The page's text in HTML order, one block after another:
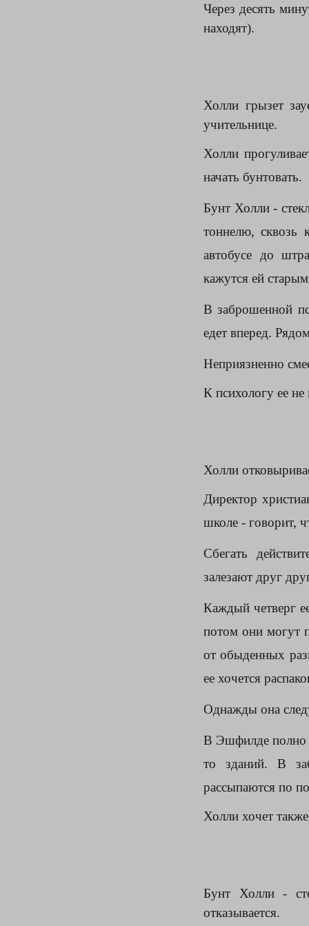
Через десять
находят).
Холли грызет
учительнице.
Холли
начать бунтовать.
Бунт Холли -
тоннелю, сквозь
автобусе до
кажутся ей
В заброшенной
едет вперед.
Неприязненно
К психологу ее не
Холли
Директор
школе - говорит,
Сбегать
залезают друг
Каждый четверг
потом они могут
от обыденных
ее хочется
Однажды она
В Эшфилде полно
то зданий. В
рассыпаются по
Холли хочет
Бунт Холли -
отказывается.